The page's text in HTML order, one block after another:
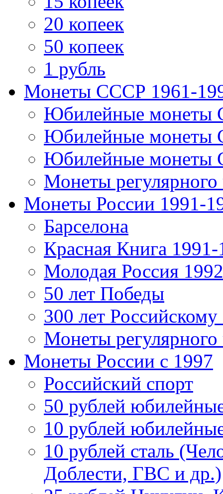
20 копеек
50 копеек
1 рубль
Монеты СССР 1961-
Юбилейные монеты
Юбилейные
Юбилейные
Монеты
Монеты России 1991-
Барселона
Красная Книга 1991-
Молодая Россия
50 лет Победы
300 лет
Монеты
Монеты России c 1997
Российский спорт
50 рублей
10 рублей
10 рублей сталь
Доблести, ГВС и др.)